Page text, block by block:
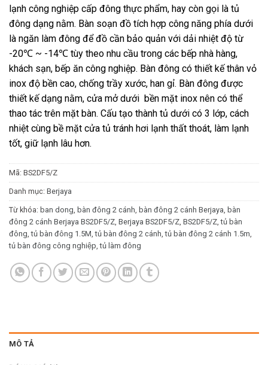
lạnh công nghiệp cấp đông thực phẩm, hay còn gọi là tủ
đông dạng nằm. Bàn soạn đồ tích hợp công năng phía dưới
là ngăn làm đông để đồ cần bảo quản với dải nhiệt độ từ
-20℃ ~ -14℃ tùy theo nhu cầu trong các bếp nhà hàng,
khách sạn, bếp ăn công nghiệp. Bàn đông có thiết kế thân vỏ
inox độ bền cao, chống trầy xước, han gỉ. Bàn đông được
thiết kế dạng nằm, cửa mở dưới bền mặt inox nên có thể
thao tác trên mặt bàn. Cấu tạo thành tủ dưới có 3 lớp, cách
nhiệt cùng bề mặt cửa tủ tránh hơi lạnh thất thoát, làm lạnh
tốt, giữ lạnh lâu hơn.
Mã: BS2DF5/Z
Danh mục: Berjaya
Từ khóa: ban dong bàn đông 2 cánh bàn đông 2 cánh Berjaya bàn
đông 2 cánh Berjaya BS2DF5/Z Berjaya BS2DF5/Z BS2DF5/Z ,tủ bàn
đông ,tủ bàn đông 1.5M ,tủ bàn đông 2 cánh ,tủ bàn đông 2 cánh 1.5m
tủ bàn đông công nghiệp ,tủ làm đông
MÔ TẢ